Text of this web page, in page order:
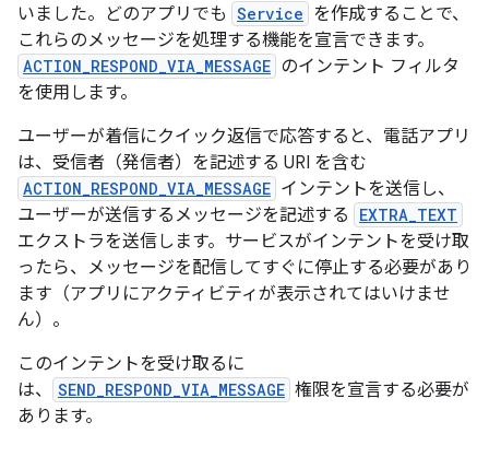
いました。どのアプリでも Service を作成することで、
これらのメッセージを処理する機能を宣言できます。
ACTION_RESPOND_VIA_MESSAGE のインテント フィルタ
を使用します。
ユーザーが着信にクイック返信で応答すると、電話アプリ
は、受信者（発信者）を記述する URI を含む
ACTION_RESPOND_VIA_MESSAGE インテントを送信し、
ユーザーが送信するメッセージを記述する
EXTRA_TEXT
エクストラを送信します。サービスがインテントを受け取
ったら、メッセージを配信してすぐに停止する必要があり
ます（アプリにアクティビティが表示されてはいけませ
ん）。
このインテントを受け取るに
は、
SEND_RESPOND_VIA_MESSAGE 権限を宣言する必要が
あります。